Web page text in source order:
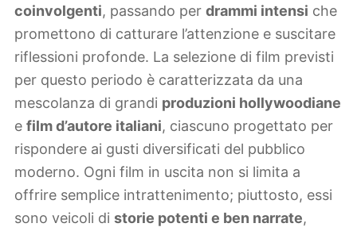
coinvolgenti, passando per drammi intensi che
promettono di catturare l’attenzione e suscitare
riflessioni profonde. La selezione di film previsti
per questo periodo è caratterizzata da una
mescolanza di grandi produzioni hollywoodiane
e film d’autore italiani, ciascuno progettato per
rispondere ai gusti diversificati del pubblico
moderno. Ogni film in uscita non si limita a
offrire semplice intrattenimento; piuttosto, essi
sono veicoli di storie potenti e ben narrate,